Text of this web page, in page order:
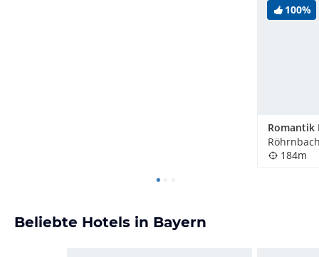
100%
Romantik
184m
Beliebte Hotels in Bayern